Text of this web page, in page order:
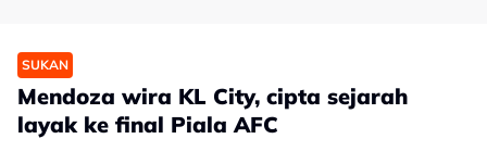
SUKAN
Mendoza wira KL City, cipta sejarah
layak ke final Piala AFC